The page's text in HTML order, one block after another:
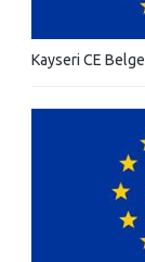
Kayseri CE